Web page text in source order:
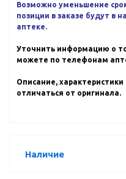
Возможно уменьшение
позиции в заказе будут в
аптеке.
Уточнить информацию о
можете по телефонам
Описание,
отличаться от оригинала.
Наличие